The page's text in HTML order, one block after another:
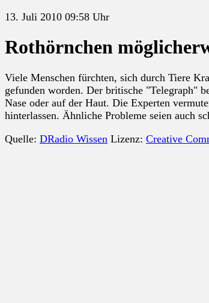
13. Juli 2010 09:58 Uhr
Rothörnchen
Viele Menschen fürchten, sich durch Tiere
gefunden worden. Der britische "Telegraph"
Nase oder auf der Haut. Die Experten
hinterlassen. Ähnliche Probleme seien auch
Quelle: DRadio Wissen Lizenz: Creative